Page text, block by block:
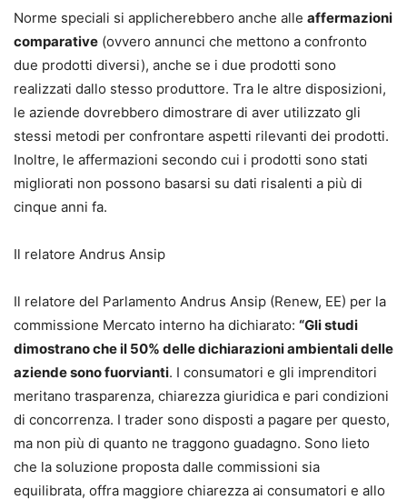
Norme speciali si applicherebbero anche alle affermazioni
comparative (ovvero annunci che mettono a confronto
due prodotti diversi), anche se i due prodotti sono
realizzati dallo stesso produttore. Tra le altre disposizioni,
le aziende dovrebbero dimostrare di aver utilizzato gli
stessi metodi per confrontare aspetti rilevanti dei prodotti.
Inoltre, le affermazioni secondo cui i prodotti sono stati
migliorati non possono basarsi su dati risalenti a più di
cinque anni fa.
Il relatore Andrus Ansip
Il relatore del Parlamento Andrus Ansip (Renew, EE) per la
commissione Mercato interno ha dichiarato: “Gli studi
dimostrano che il 50% delle dichiarazioni ambientali delle
aziende sono fuorvianti. I consumatori e gli imprenditori
meritano trasparenza, chiarezza giuridica e pari condizioni
di concorrenza. I trader sono disposti a pagare per questo,
ma non più di quanto ne traggono guadagno. Sono lieto
che la soluzione proposta dalle commissioni sia
equilibrata, offra maggiore chiarezza ai consumatori e allo